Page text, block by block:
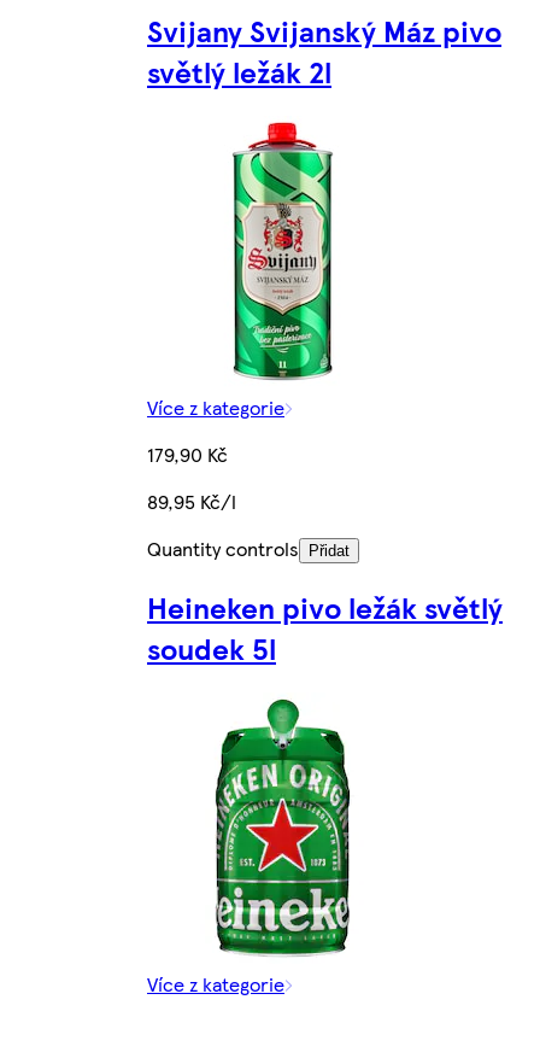
Svijany Svijanský Máz pivo
světlý ležák 2l
Více z kategorie
179,90 Kč
89,95 Kč/l
Quantity controls
Přidat
Heineken pivo ležák světlý
soudek 5l
Více z kategorie